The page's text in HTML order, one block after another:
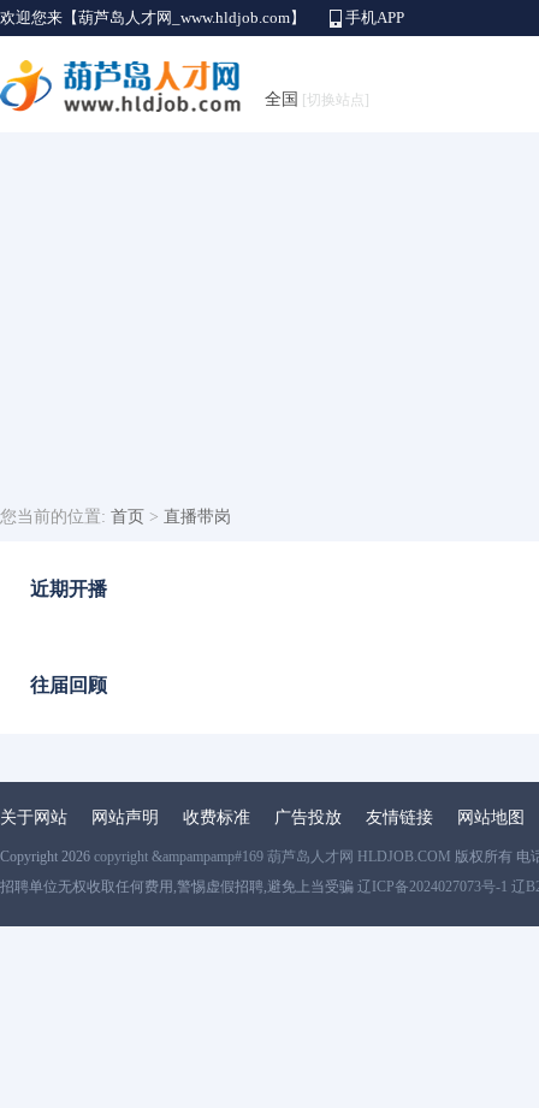
欢迎您来【葫芦岛人才网_www.hldjob.com】 手机APP
全国 [切换站点]
您当前的位置: 首页 > 直播带岗
近期开播
往届回顾
关于网站 网站声明 收费标准 广告投放 友情链接 网站地图
Copyright 2026 copyright &ampampamp#169 葫芦岛人才网 HLDJOB.COM 版权所有 电
招聘单位无权收取任何费用,警惕虚假招聘,避免上当受骗 辽ICP备2024027073号-1 辽